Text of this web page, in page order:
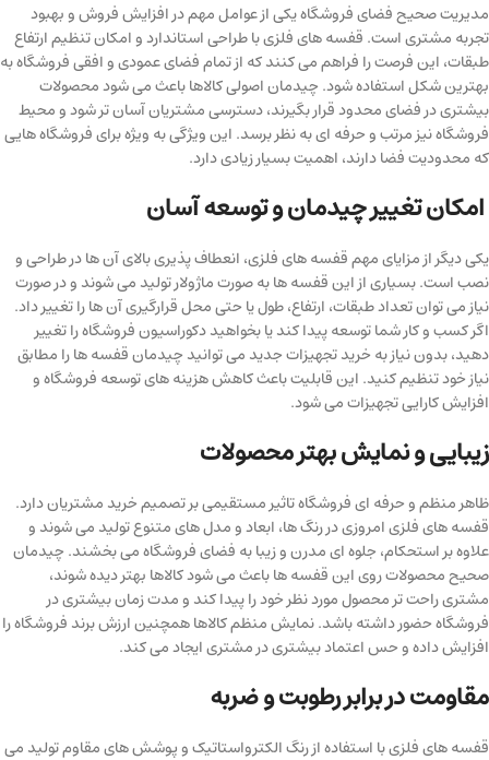
مدیریت صحیح فضای فروشگاه یکی از عوامل مهم در افزایش فروش و بهبود
تجربه مشتری است. قفسه های فلزی با طراحی استاندارد و امکان تنظیم ارتفاع
طبقات، این فرصت را فراهم می کنند که از تمام فضای عمودی و افقی فروشگاه به
بهترین شکل استفاده شود. چیدمان اصولی کالاها باعث می شود محصولات
بیشتری در فضای محدود قرار بگیرند، دسترسی مشتریان آسان تر شود و محیط
فروشگاه نیز مرتب و حرفه ای به نظر برسد. این ویژگی به ویژه برای فروشگاه هایی
که محدودیت فضا دارند، اهمیت بسیار زیادی دارد.
امکان تغییر چیدمان و توسعه آسان
یکی دیگر از مزایای مهم قفسه های فلزی، انعطاف پذیری بالای آن ها در طراحی و
نصب است. بسیاری از این قفسه ها به صورت ماژولار تولید می شوند و در صورت
نیاز می توان تعداد طبقات، ارتفاع، طول یا حتی محل قرارگیری آن ها را تغییر داد.
اگر کسب و کار شما توسعه پیدا کند یا بخواهید دکوراسیون فروشگاه را تغییر
دهید، بدون نیاز به خرید تجهیزات جدید می توانید چیدمان قفسه ها را مطابق
نیاز خود تنظیم کنید. این قابلیت باعث کاهش هزینه های توسعه فروشگاه و
افزایش کارایی تجهیزات می شود.
زیبایی و نمایش بهتر محصولات
ظاهر منظم و حرفه ای فروشگاه تاثیر مستقیمی بر تصمیم خرید مشتریان دارد.
قفسه های فلزی امروزی در رنگ ها، ابعاد و مدل های متنوع تولید می شوند و
علاوه بر استحکام، جلوه ای مدرن و زیبا به فضای فروشگاه می بخشند. چیدمان
صحیح محصولات روی این قفسه ها باعث می شود کالاها بهتر دیده شوند،
مشتری راحت تر محصول مورد نظر خود را پیدا کند و مدت زمان بیشتری در
فروشگاه حضور داشته باشد. نمایش منظم کالاها همچنین ارزش برند فروشگاه را
افزایش داده و حس اعتماد بیشتری در مشتری ایجاد می کند.
مقاومت در برابر رطوبت و ضربه
قفسه های فلزی با استفاده از رنگ الکترواستاتیک و پوشش های مقاوم تولید می